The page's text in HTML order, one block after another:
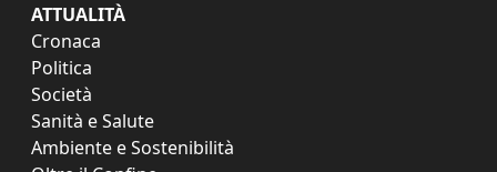
ATTUALITÀ
Cronaca
Politica
Società
Sanità e Salute
Ambiente e Sostenibilità